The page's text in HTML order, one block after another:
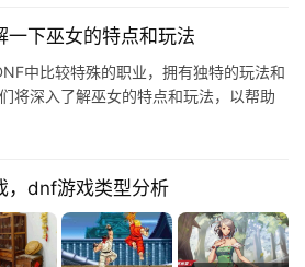
下巫女的特点和玩法
中比较特殊的职业，拥有独特的玩法和
将深入了解巫女的特点和玩法，以帮助
，dnf游戏类型分析